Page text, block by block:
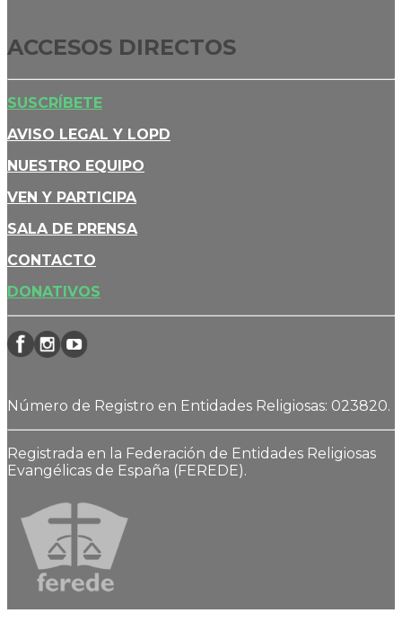
ACCESOS DIRECTOS
SUSCRÍBETE
AVISO LEGAL Y LOPD
NUESTRO EQUIPO
VEN Y PARTICIPA
SALA DE PRENSA
CONTACTO
DONATIVOS
Número de Registro en Entidades Religiosas: 023820.
Registrada en la Federación de Entidades Religiosas
Evangélicas de España (FEREDE).